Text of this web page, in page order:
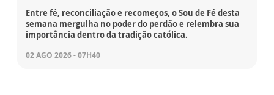
Entre fé, reconciliação e recomeços, o Sou de Fé desta
semana mergulha no poder do perdão e relembra sua
importância dentro da tradição católica.
02 AGO 2026 - 07H40